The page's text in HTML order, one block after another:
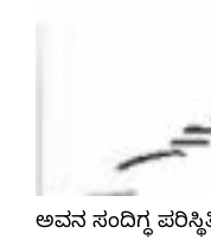
ಅವನ ಸಂದಿಗ್ಧ